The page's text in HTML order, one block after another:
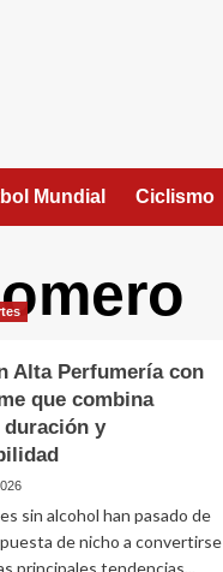
Mundial Ciclismo
Alta Perfumería con
que combina
y
sin alcohol han pasado de
de nicho a convertirse
principales tendencias...